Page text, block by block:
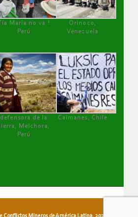
María no va !
Perú
Orinoco,
Venezuela
defensora de la
Melchora,
Perú
Caimanes, Chile